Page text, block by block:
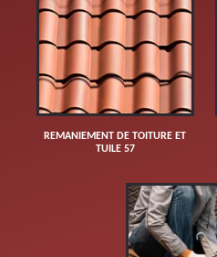
REMANIEMENT DE TOITURE ET
TUILE 57